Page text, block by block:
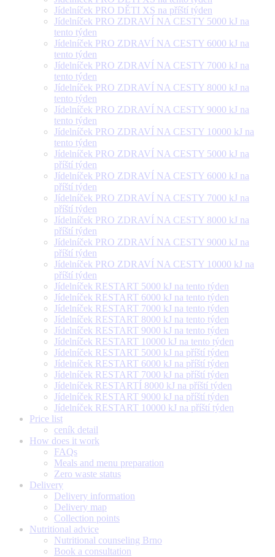
Jídelníček PRO DĚTI XS na příští týden
Jídelníček PRO ZDRAVÍ NA CESTY 5000 kJ na
tento týden
Jídelníček PRO ZDRAVÍ NA CESTY 6000 kJ na
tento týden
Jídelníček PRO ZDRAVÍ NA CESTY 7000 kJ na
tento týden
Jídelníček PRO ZDRAVÍ NA CESTY 8000 kJ na
tento týden
Jídelníček PRO ZDRAVÍ NA CESTY 9000 kJ na
tento týden
Jídelníček PRO ZDRAVÍ NA CESTY 10000 kJ na
tento týden
Jídelníček PRO ZDRAVÍ NA CESTY 5000 kJ na
příští týden
Jídelníček PRO ZDRAVÍ NA CESTY 6000 kJ na
příští týden
Jídelníček PRO ZDRAVÍ NA CESTY 7000 kJ na
příští týden
Jídelníček PRO ZDRAVÍ NA CESTY 8000 kJ na
příští týden
Jídelníček PRO ZDRAVÍ NA CESTY 9000 kJ na
příští týden
Jídelníček PRO ZDRAVÍ NA CESTY 10000 kJ na
příští týden
Jídelníček RESTART 5000 kJ na tento týden
Jídelníček RESTART 6000 kJ na tento týden
Jídelníček RESTART 7000 kJ na tento týden
Jídelníček RESTART 8000 kJ na tento týden
Jídelníček RESTART 9000 kJ na tento týden
Jídelníček RESTART 10000 kJ na tento týden
Jídelníček RESTART 5000 kJ na příští týden
Jídelníček RESTART 6000 kJ na příští týden
Jídelníček RESTART 7000 kJ na příští týden
Jídelníček RESTARTÍ 8000 kJ na příští týden
Jídelníček RESTART 9000 kJ na příští týden
Jídelníček RESTART 10000 kJ na příští týden
Price list
ceník detail
How does it work
FAQs
Meals and menu preparation
Zero waste status
Delivery
Delivery information
Delivery map
Collection points
Nutritional advice
Nutritional counseling Brno
Book a consultation